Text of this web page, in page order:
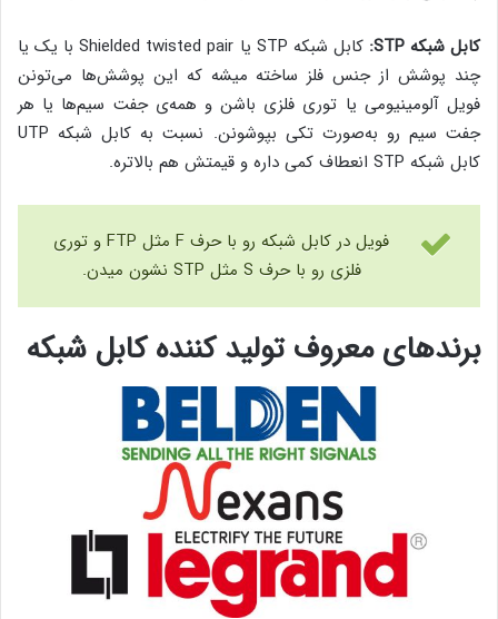
کابل شبکه STP:
کابل شبکه STP یا Shielded twisted pair با یک یا
چند پوشش از جنس فلز ساخته میشه که این پوشش‌ها می‌تونن
فویل آلومینیومی یا توری فلزی باشن و همه‌ی جفت سیم‌ها یا هر
جفت سیم رو به‌صورت تکی بپوشونن. نسبت به کابل شبکه UTP
کابل شبکه STP انعطاف کمی داره و قیمتش هم بالاتره.
فویل در کابل شبکه رو با حرف F مثل FTP و توری
فلزی رو با حرف S مثل STP نشون میدن.
برندهای معروف تولید کننده کابل شبکه